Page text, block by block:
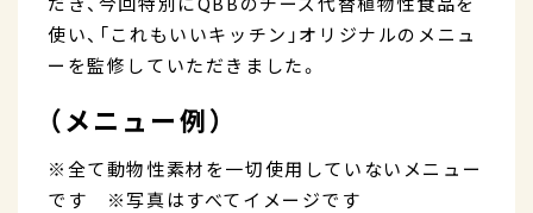
使い、「これもいいキッチン」オリジナルのメニュ
ーを監修していただきました。
（メニュー例）
※全て動物性素材を一切使用していないメニュー
です ※写真はすべてイメージです